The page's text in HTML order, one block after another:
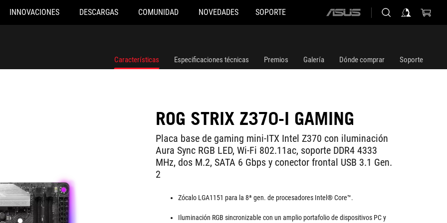
INNOVACIONES DESCARGAS COMUNIDAD NOVEDADES SOPORTE
ASUS
Características Especificaciones técnicas Premios Galería Dónde comprar Soporte
ROG STRIX Z370-I GAMING
Placa base de gaming mini-ITX Intel Z370 con iluminación
Aura Sync RGB LED, Wi-Fi 802.11ac, soporte DDR4 4333
MHz, dos M.2, SATA 6 Gbps y conector frontal USB 3.1 Gen.
2
Zócalo LGA1151 para la 8ª gen. de procesadores Intel® Core™.
Iluminación RGB sincronizable con un amplio portafolio de dispositivos PC y